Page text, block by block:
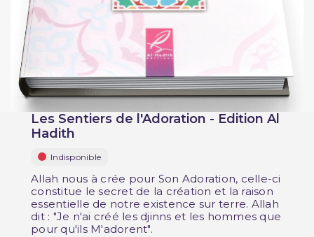
Les Sentiers de l'Adoration - Edition Al
Hadith
Indisponible
Allah nous à crée pour Son Adoration, celle-ci
constitue le secret de la création et la raison
essentielle de notre existence sur terre. Allah
dit : "Je n'ai créé les djinns et les hommes que
pour qu'ils M'adorent".